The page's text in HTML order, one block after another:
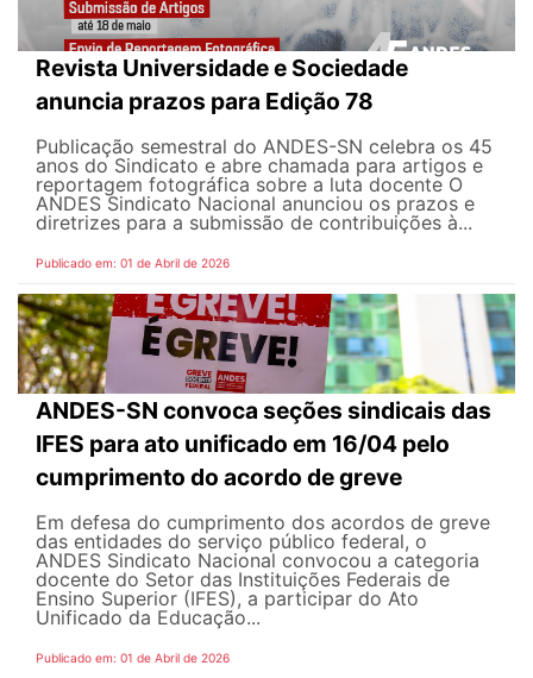
Revista Universidade e Sociedade
anuncia prazos para Edição 78
Publicação semestral do ANDES-SN celebra os 45
anos do Sindicato e abre chamada para artigos e
reportagem fotográfica sobre a luta docente O
ANDES Sindicato Nacional anunciou os prazos e
diretrizes para a submissão de contribuições à...
Publicado em: 01 de Abril de 2026
ANDES-SN convoca seções sindicais das
IFES para ato unificado em 16/04 pelo
cumprimento do acordo de greve
Em defesa do cumprimento dos acordos de greve
das entidades do serviço público federal, o
ANDES Sindicato Nacional convocou a categoria
docente do Setor das Instituições Federais de
Ensino Superior (IFES), a participar do Ato
Unificado da Educação...
Publicado em: 01 de Abril de 2026